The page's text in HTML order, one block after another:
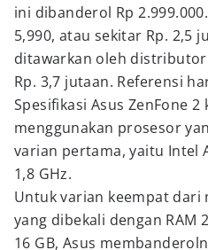
ini dibanderol Rp
5,990, atau sekitar Rp. 2,5
ditawarkan oleh
Rp. 3,7 jutaan. Referensi
Spesifikasi Asus ZenFone 2
menggunakan prosesor
varian pertama, yaitu Intel
1,8 GHz.
Untuk varian keempat dari
yang dibekali dengan RAM
16 GB, Asus